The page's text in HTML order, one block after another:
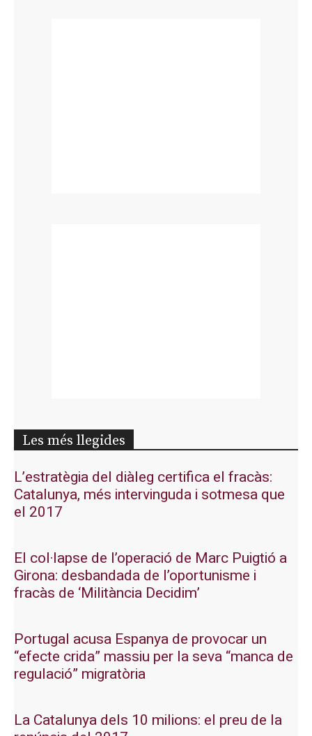
Les més llegides
L’estratègia del diàleg certifica el fracàs:
Catalunya, més intervinguda i sotmesa que
el 2017
El col·lapse de l’operació de Marc Puigtió a
Girona: desbandada de l’oportunisme i
fracàs de ‘Militància Decidim’
Portugal acusa Espanya de provocar un
“efecte crida” massiu per la seva “manca de
regulació” migratòria
La Catalunya dels 10 milions: el preu de la